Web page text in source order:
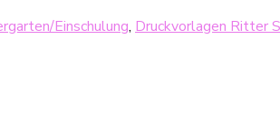
Einschulung, Druckvorlagen Ritter